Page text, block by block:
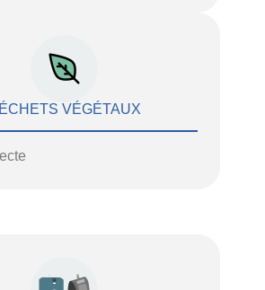
VÉGÉTAUX